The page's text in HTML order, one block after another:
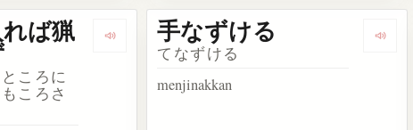
入れば猟師もこれを殺さずDengarkan kosakata 窮鳥懐に入れば猟師も殺さず
ば猟
ころに
ころさ
手なずける
てなずける
menjinakkan